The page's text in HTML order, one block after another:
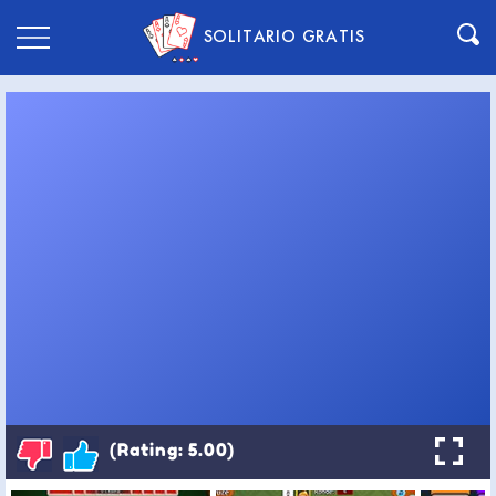
SOLITARIO GRATIS
(Rating: 5.00)